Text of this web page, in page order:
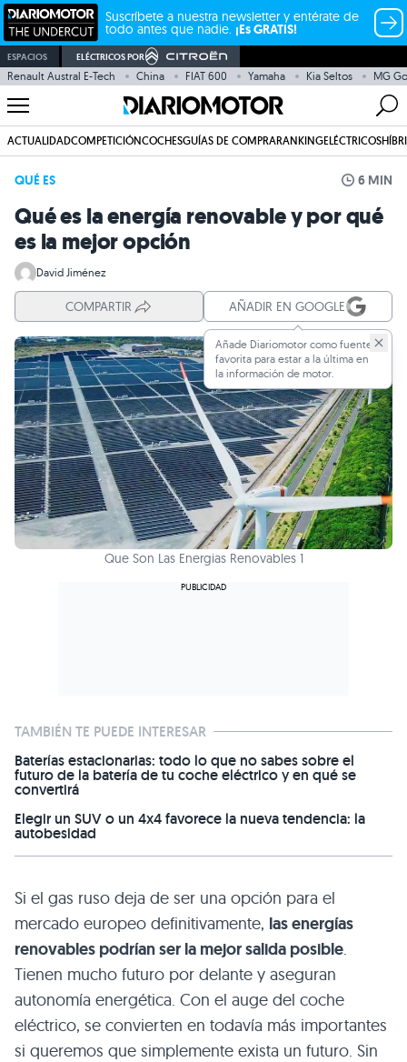
Suscríbete a nuestra newsletter y entérate de
todo antes que nadie. ¡Es GRATIS!
ESPACIOS ELÉCTRICOS POR
Renault Austral E-Tech China FIAT 600 Yamaha Kia Seltos MG Go
ACTUALIDADCOMPETICIÓNCOCHESGUÍAS DE COMPRARANKINGELÉCTRICOS
QUÉ ES 6 MIN
Qué es la energía renovable y por qué
es la mejor opción
David Jiménez
COMPARTIR AÑADIR EN GOOGLE
Añade Diariomotor como fuente
favorita para estar a la última en
la información de motor.
Que Son Las Energias Renovables 1
TAMBIÉN TE PUEDE INTERESAR
Baterías estacionarias: todo lo que no sabes sobre el
futuro de la batería de tu coche eléctrico y en qué se
convertirá
Elegir un SUV o un 4x4 favorece la nueva tendencia: la
autobesidad
Si el gas ruso deja de ser una opción para el
mercado europeo definitivamente, las energías
renovables podrían ser la mejor salida posible.
Tienen mucho futuro por delante y aseguran
autonomía energética. Con el auge del coche
eléctrico, se convierten en todavía más importantes
si queremos que simplemente exista un futuro. Sin